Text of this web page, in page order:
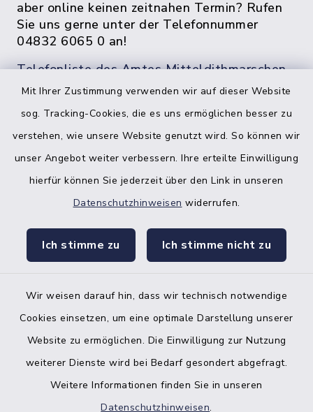
Mit Ihrer Zustimmung verwenden wir auf dieser Website
sog. Tracking-Cookies, die es uns ermöglichen besser zu
verstehen, wie unsere Website genutzt wird. So können wir
unser Angebot weiter verbessern. Ihre erteilte Einwilligung
hierfür können Sie jederzeit über den Link in unseren
Datenschutzhinweisen widerrufen.
Ich stimme zu Ich stimme nicht zu
Wir weisen darauf hin, dass wir technisch notwendige
Cookies einsetzen, um eine optimale Darstellung unserer
Website zu ermöglichen. Die Einwilligung zur Nutzung
weiterer Dienste wird bei Bedarf gesondert abgefragt.
Weitere Informationen finden Sie in unseren
Datenschutzhinweisen.
aber online keinen zeitnahen Termin? Rufen
Sie uns gerne unter der Telefonnummer
04832 6065 0 an!
Telefonliste des Amtes Mitteldithmarschen
facebook
Bankverbindung der Amtskasse
Barrierefreiheit